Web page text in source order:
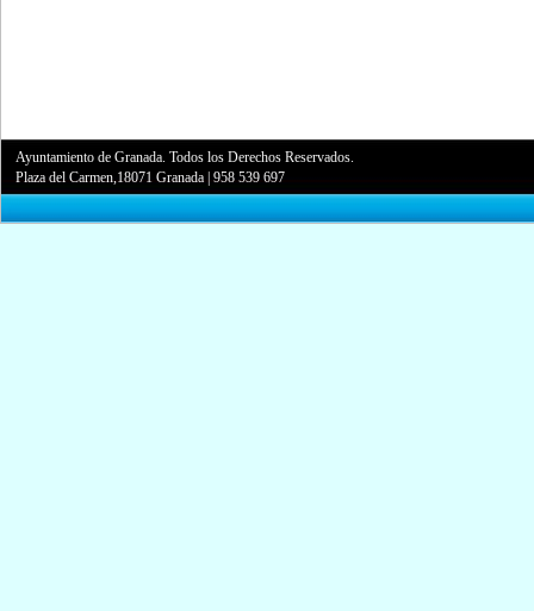
Ayuntamiento de Granada. Todos los Derechos Reservados.
Plaza del Carmen,18071 Granada |958 539 697